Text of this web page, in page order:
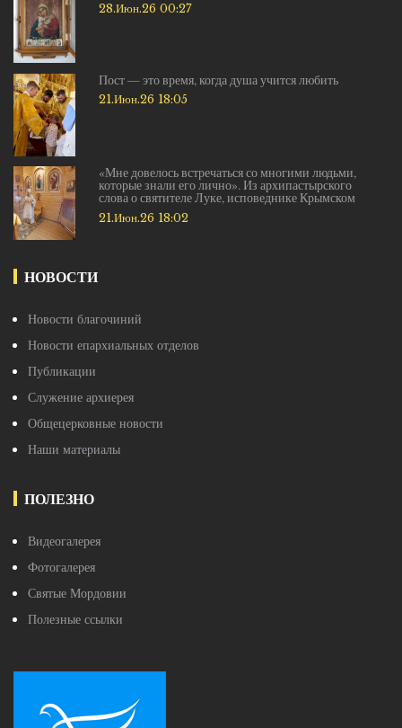
28.Июн.26 00:27
Пост — это время, когда душа учится любить
21.Июн.26 18:05
«Мне довелось встречаться со многими людьми,
которые знали его лично». Из архипастырского
слова о святителе Луке, исповеднике Крымском
21.Июн.26 18:02
НОВОСТИ
Новости благочиний
Новости епархиальных отделов
Публикации
Служение архиерея
Общецерковные новости
Наши материалы
ПОЛЕЗНО
Видеогалерея
Фотогалерея
Святые Мордовии
Полезные ссылки